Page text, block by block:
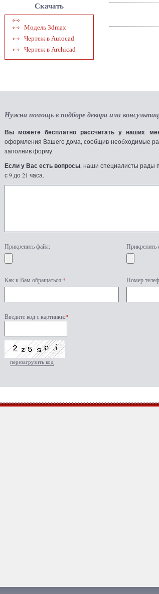
Скачать
Модель 3dmax
Чертеж в Autocad
Чертеж в Archicad
Нужна помощь в подборе декора или
Вы можете бесплатно рассчитать у наших
оформления Вашего дома, сообщив необходимые
заполнив форму.
Если у Вас есть вопросы , наши специалисты рады
с 9 до 21 часа.
Прикрепить файл: Прикрепить
Как к Вам обращаться:* Номер
Введите код с картинки:*
перезагрузить код